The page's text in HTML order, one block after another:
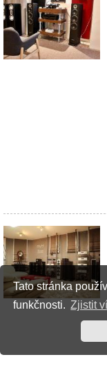
Tato stránka
funkčnosti. Zjistit